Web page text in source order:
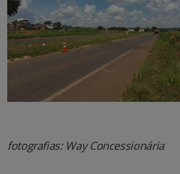
fotografias: Way Concessionária